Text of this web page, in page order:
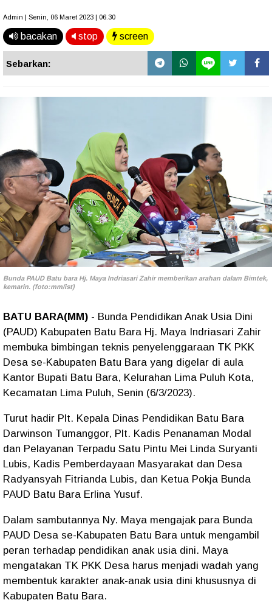
Admin | Senin, 06 Maret 2023 | 06.30
bacakan stop screen
Sebarkan:
Bunda PAUD Batu bara Hj. Maya Indriasari Zahir memberikan arahan dalam Bimtek,
kemarin. (foto:mm/ist)
BATU BARA(MM) - Bunda Pendidikan Anak Usia Dini
(PAUD) Kabupaten Batu Bara Hj. Maya Indriasari Zahir
membuka bimbingan teknis penyelenggaraan TK PKK
Desa se-Kabupaten Batu Bara yang digelar di aula
Kantor Bupati Batu Bara, Kelurahan Lima Puluh Kota,
Kecamatan Lima Puluh, Senin (6/3/2023).
Turut hadir Plt. Kepala Dinas Pendidikan Batu Bara
Darwinson Tumanggor, Plt. Kadis Penanaman Modal
dan Pelayanan Terpadu Satu Pintu Mei Linda Suryanti
Lubis, Kadis Pemberdayaan Masyarakat dan Desa
Radyansyah Fitrianda Lubis, dan Ketua Pokja Bunda
PAUD Batu Bara Erlina Yusuf.
Dalam sambutannya Ny. Maya mengajak para Bunda
PAUD Desa se-Kabupaten Batu Bara untuk mengambil
peran terhadap pendidikan anak usia dini. Maya
mengatakan TK PKK Desa harus menjadi wadah yang
membentuk karakter anak-anak usia dini khususnya di
Kabupaten Batu Bara.